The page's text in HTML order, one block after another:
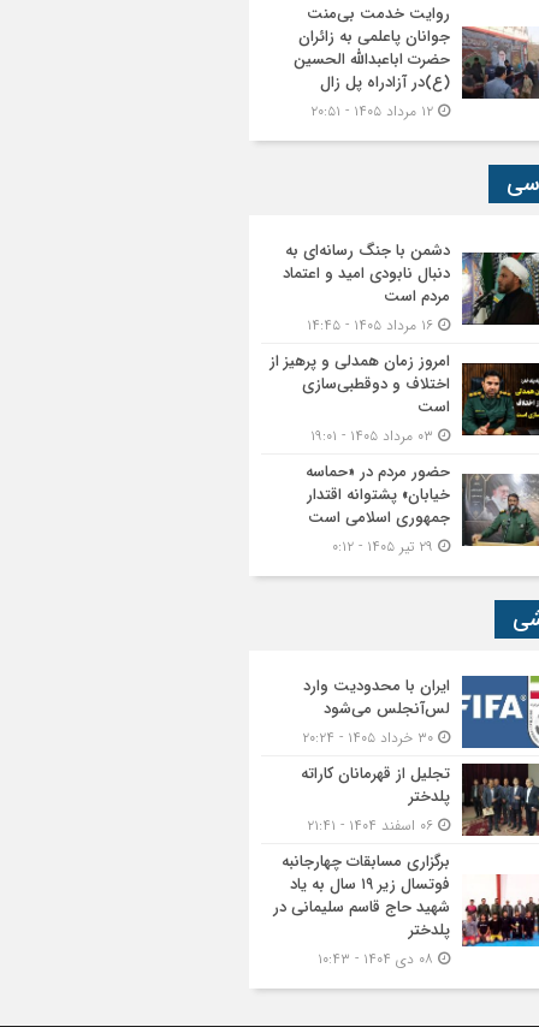
روایت خدمت بی‌منت
جوانان پاعلمی به زائران
حضرت اباعبدالله الحسین
(ع)در آزادراه پل زال
دشمن با جنگ رسانه‌ای به
دنبال نابودی امید و اعتماد
مردم است
امروز زمان همدلی و پرهیز از
اختلاف و دوقطبی‌سازی
است
حضور مردم در «حماسه
خیابان» پشتوانه اقتدار
جمهوری اسلامی است
ایران با محدودیت وارد
لس‌آنجلس می‌شود
تجلیل از قهرمانان کاراته
پلدختر
برگزاری مسابقات چهارجانبه
فوتسال زیر ۱۹ سال به یاد
شهید حاج قاسم سلیمانی در
پلدختر